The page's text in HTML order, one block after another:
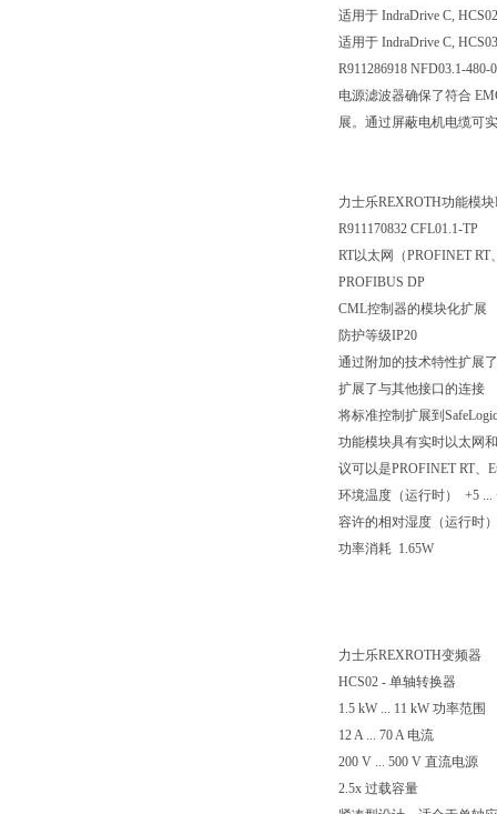
适用于 IndraDrive C, HCS02
适用于 IndraDrive C, HCS03
R911286918 NFD03.1-480-
电源滤波器确保了符合
展。通过屏蔽电机电缆可
力士乐REXROTH功能模
R911170832 CFL01.1-TP
RT以太网（PROFINET
PROFIBUS DP
CML控制器的模块化扩展
防护等级IP20
通过附加的技术特性扩展
扩展了与其他接口的连接
将标准控制扩展到
功能模块具有实时以太网
议可以是PROFINET RT、
环境温度（运行时） +5
容许的相对湿度（运行时
功率消耗 1.65W
力士乐REXROTH变频器
HCS02 - 单轴转换器
1.5 kW ... 11 kW 功率范围
12 A ... 70 A 电流
200 V ... 500 V 直流电源
2.5x 过载容量